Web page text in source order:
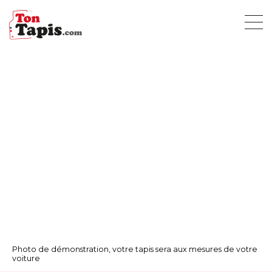
Photo de démonstration, votre tapis sera aux mesures de votre
voiture